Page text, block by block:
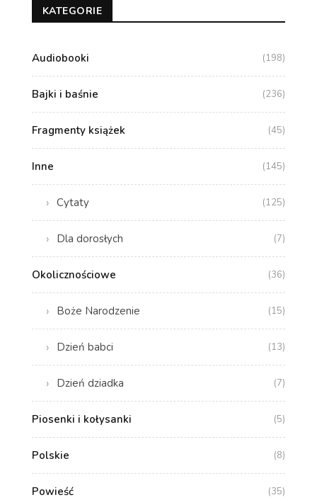
KATEGORIE
Audiobooki (198)
Bajki i baśnie (236)
Fragmenty książek (45)
Inne (145)
Cytaty (125)
Dla dorosłych (7)
Okolicznościowe (36)
Boże Narodzenie (15)
Dzień babci (13)
Dzień dziadka (7)
Piosenki i kołysanki (5)
Polskie (8)
Powieść (35)